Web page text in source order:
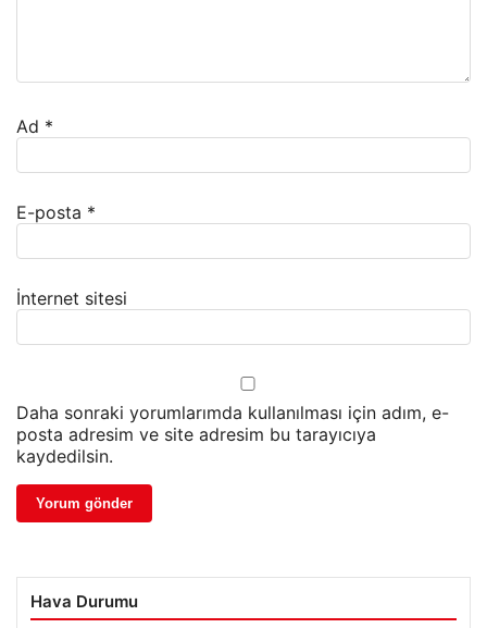
Ad *
E-posta *
İnternet sitesi
Daha sonraki yorumlarımda kullanılması için adım, e-
posta adresim ve site adresim bu tarayıcıya
kaydedilsin.
Hava Durumu